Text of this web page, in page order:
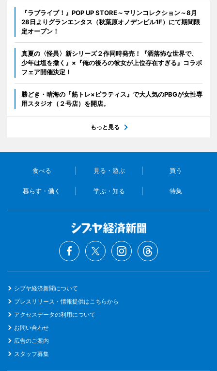
『ラブライブ！』POP UP STORE～マリンコレクション～8月
28日よりグランエンタス（秋葉原オノデンビル1F）にて期間限
定オープン！
真夏の〈怪異〉新シリーズ２作同時発売！『洒落怖な世界で、
少年は塩を撒く』×『俺の後ろの彼女が上位存在すぎる』コラボ
フェア開催決定！
勝どき・晴海の『筋トレ×ピラティス』で大人気のPBGが女性専
用スタジオ（２号店）を開店。
もっと見る
食べる 見る・遊ぶ 買う
暮らす・働く 学ぶ・知る 特集
シブヤ経済新聞について
プレスリリース・情報提供はこちらから
アクセスデータの利用について
お問い合わせ
広告のご案内
スタッフ募集